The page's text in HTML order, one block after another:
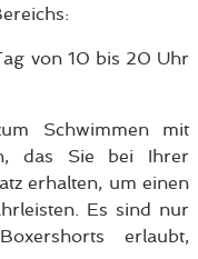
von 10 bis 20 Uhr
Schwimmen mit
das Sie bei Ihrer
erhalten, um einen
Es sind nur
erlaubt,